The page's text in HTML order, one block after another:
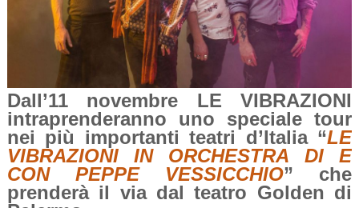
Dall’11 novembre LE VIBRAZIONI
intraprenderanno uno speciale tour
nei più importanti teatri d’Italia “LE
VIBRAZIONI IN ORCHESTRA DI E
CON PEPPE VESSICCHIO” che
prenderà il via dal teatro Golden di